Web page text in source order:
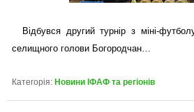
Відбувся другий турнір з міні-
селищного голови Богородчан…
Категорія: Новини ІФАФ та регіонів